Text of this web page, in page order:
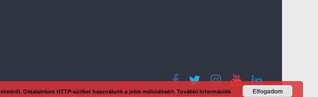
Oldalainkon HTTP-sütiket használunk a jobb működésért.További információk Elfogadom